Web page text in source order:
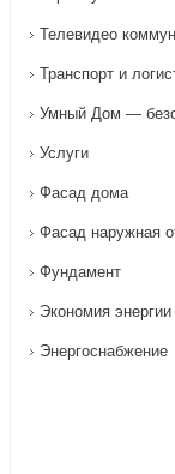
Телевидео
Транспорт и
Умный Дом —
Услуги
Фасад дома
Фасад наружная
Фундамент
Экономия энергии
Энергоснабжение